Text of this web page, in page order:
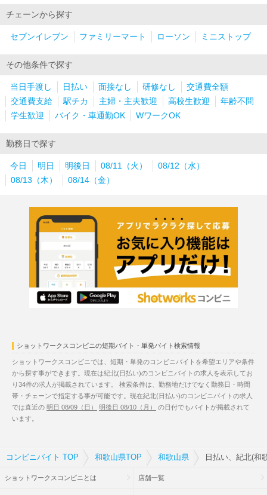
チェーンから探す
セブンイレブン ファミリーマート ローソン ミニストップ
その他条件で探す
当日手渡し 日払い 面接なし 研修なし
交通費全額
交通費支給
駅チカ 主婦・主夫歓迎 高校生歓迎
年齢不問
学生歓迎
バイク・車通勤OK WワークOK
勤務日で探す
今日 明日 明後日 08/11（火）
08/12（水）
08/13（木）
08/14（金）
ショットワークスコンビニの短期バイト・単発バイト検索情報
ショットワークスコンビニでは、短期・単発のコンビニバイトを希望エリアや条件
から探す事ができます。現在は紀北(日払い)のコンビニバイトの求人を表示してお
り34件の求人が掲載されています。 検索条件は、勤務地だけでなく勤務日・時間
帯・チェーンで指定する事が可能です。現在紀北(日払い)のコンビニバイトの求人
では直近の 明日 08/09（日） 明後日 08/10（月）
の日付でもバイトが掲載されて
います。
コンビニバイト TOP 和歌山県TOP 和歌山県 日払い、紀北(和
ショットワークスコンビニとは 店舗一覧